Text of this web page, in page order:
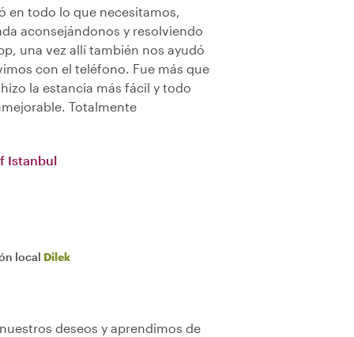
en todo lo que necesitamos,
aconsejándonos y resolviendo
una vez allí también nos ayudó
con el teléfono. Fue más que
la estancia más fácil y todo
Totalmente
Istanbul
local Dilek
deseos y aprendimos de